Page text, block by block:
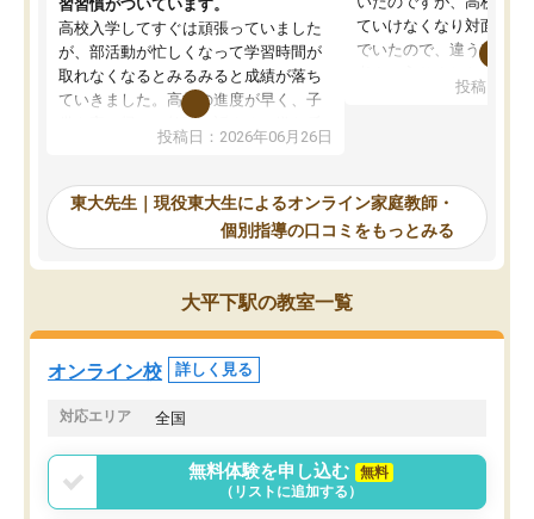
習習慣がついています。
高校入学してすぐは頑張っていました
が、部活動が忙しくなって学習時間が
取れなくなるとみるみると成績が落ち
ていきました。高校の進度が早く、子
供も家に帰って勉強の話すると嫌な反
応を示します。東大先生にお願いして
れるので、親としても安心です。毎日
使える自習室とかもあり、わからない
ところがあれば先生が回答してくれる
のも重宝しています。
投稿日：2026年06月26日
ていけなくなり対面の塾
でいたので、違うアプロ
で、当初は模試でD判定
自習室が毎日使えていつ
るのが心強かったよう
謝です。
投稿日：
東大先生｜現役東大生によるオンライン家庭教師・
個別指導の口コミをもっとみる
大平下駅の教室一覧
オンライン校 詳しく見る
対応エリア 全国
無料体験を申し込む
無料
（リストに追加する）